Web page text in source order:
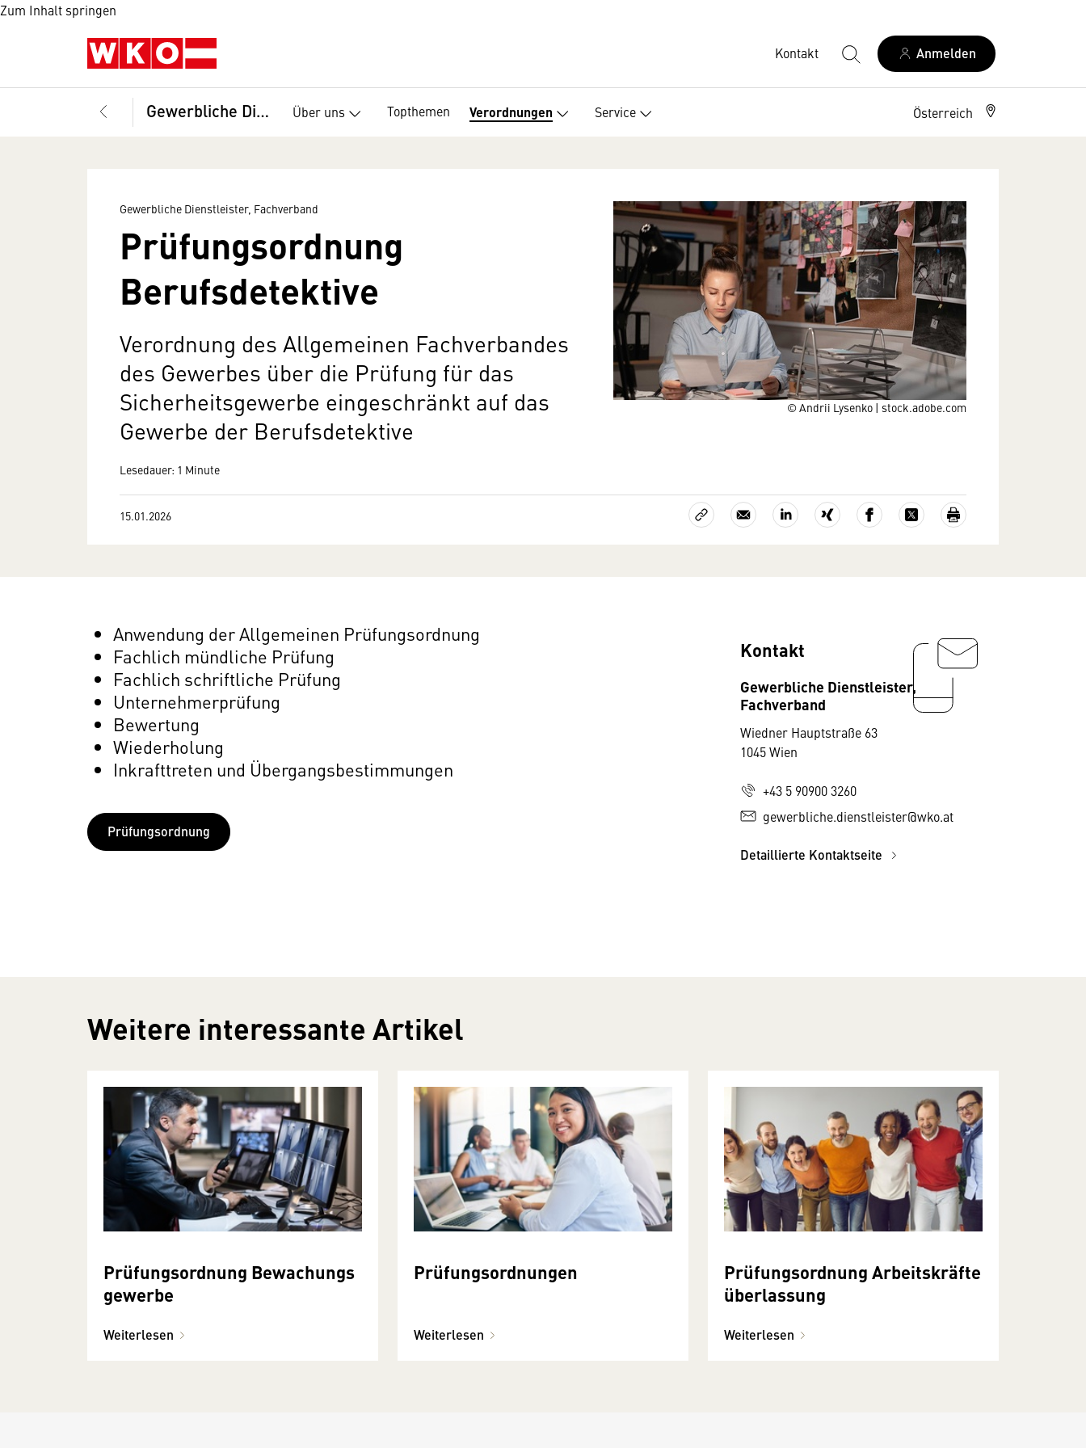
Zum Inhalt springen
Kontakt Anmelden
Gewerbliche Dienstleister, Fachverband Über uns Topthemen Verordnungen Service Österreich
© Andrii Lysenko | stock.adobe.com
Gewerbliche Dienstleister, Fachverband
Prüfungsordnung
Berufsdetektive
Verordnung des Allgemeinen Fachverbandes
des Gewerbes über die Prüfung für das
Sicherheitsgewerbe eingeschränkt auf das
Gewerbe der Berufsdetektive
Lesedauer: 1 Minute
15.01.2026
Anwendung der Allgemeinen Prüfungsordnung
Fachlich mündliche Prüfung
Fachlich schriftliche Prüfung
Unternehmerprüfung
Bewertung
Wiederholung
Inkrafttreten und Übergangsbestimmungen
Prüfungsordnung
Kontakt
Gewerbliche Dienstleister,
Fachverband
Wiedner Hauptstraße 63
1045 Wien
+43 5 90900 3260
gewerbliche.dienstleister@wko.at
Detaillierte Kontaktseite
Weitere interessante Artikel
Prüfungsordnung Bewachungs
gewerbe
Weiterlesen
Prüfungsordnungen
Weiterlesen
Prüfungsordnung Arbeitskräfte
überlassung
Weiterlesen